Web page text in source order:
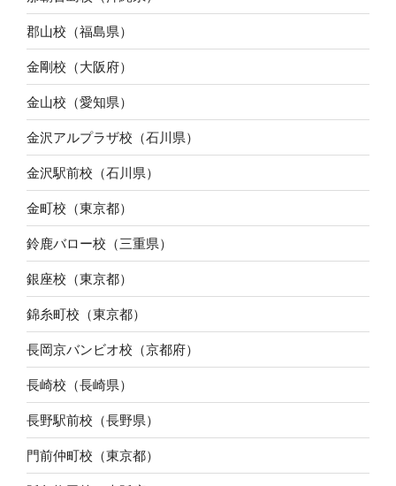
郡山校（福島県）
金剛校（大阪府）
金山校（愛知県）
金沢アルプラザ校（石川県）
金沢駅前校（石川県）
金町校（東京都）
鈴鹿バロー校（三重県）
銀座校（東京都）
錦糸町校（東京都）
長岡京バンビオ校（京都府）
長崎校（長崎県）
長野駅前校（長野県）
門前仲町校（東京都）